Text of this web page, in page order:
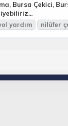
Bursa Çekici,
yardım nilüfer